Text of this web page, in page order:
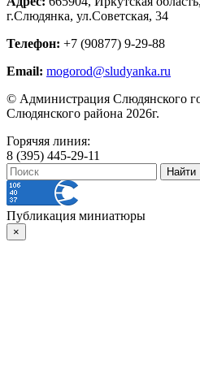
г.Слюдянка, ул.Советская, 34
Телефон: +7 (90877) 9-29-88
Email: mogorod@sludyanka.ru
© Администрация Слюдянского
Слюдянского района 2026г.
Горячяя линия:
8 (395) 445-29-11
Публикация миниатюры
×